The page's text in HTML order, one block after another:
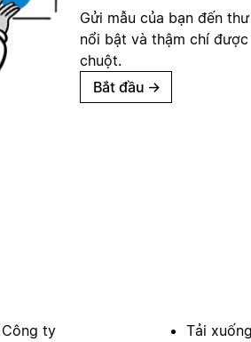
Gửi mẫu của bạn đến
nổi bật và thậm chí
chuột.
Bắt đầu →
Công ty
Tải xuống